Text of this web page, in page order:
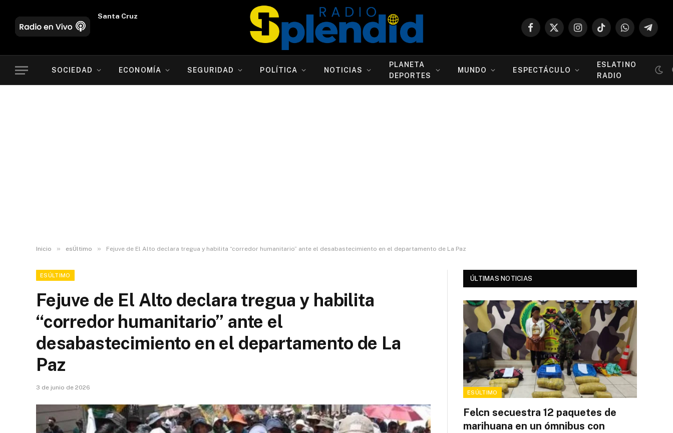
Oruro
Facebook
X
InstagramTikTokWhatsApp
SOCIEDAD ECONOMÍA SEGURIDAD POLÍTICA NOTICIAS
PLANETA
DEPORTES
MUNDO ESPECTÁCULO
ESLATINO
RADIO
Inicio » esÚltimo » Fejuve de El Alto declara tregua y habilita “corredor humanitario” ante el desabastecimiento en el departamento de La Paz
ESÚLTIMO
Fejuve de El Alto declara tregua y habilita
“corredor humanitario” ante el
desabastecimiento en el departamento de La
Paz
3 de junio de 2026
ÚLTIMAS NOTICIAS
ESÚLTIMO
Felcn secuestra 12 paquetes de
marihuana en un ómnibus con